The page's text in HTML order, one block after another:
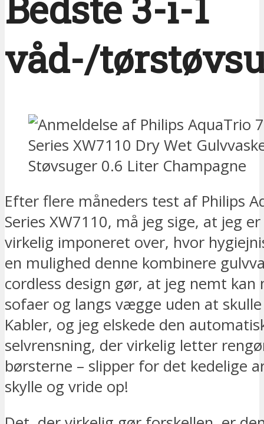
våd-/
Efter flere måneders test af Philips
Series XW7110, må jeg sige, at jeg
virkelig imponeret over, hvor
en mulighed denne kombinere
cordless design gør, at jeg nemt kan
sofaer og langs vægge uden at
Kabler, og jeg elskede den
selvrensning, der virkelig letter
børsterne – slipper for det kedelige
skylle og vride op!